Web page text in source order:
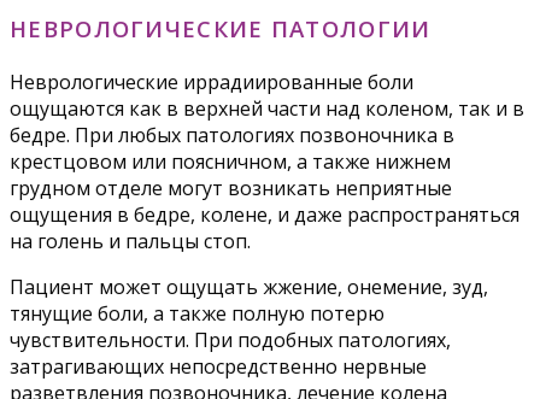
НЕВРОЛОГИЧЕСКИЕ ПАТОЛОГИИ
Неврологические иррадиированные боли
ощущаются как в верхней части над коленом, так и в
бедре. При любых патологиях позвоночника в
крестцовом или поясничном, а также нижнем
грудном отделе могут возникать неприятные
ощущения в бедре, колене, и даже распространяться
на голень и пальцы стоп.
Пациент может ощущать жжение, онемение, зуд,
тянущие боли, а также полную потерю
чувствительности. При подобных патологиях,
затрагивающих непосредственно нервные
разветвления позвоночника, лечение колена